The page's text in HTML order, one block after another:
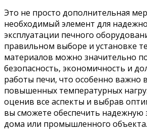
Это не просто дополнительная
необходимый элемент для
эксплуатации печного
правильном выборе и установке
материалов можно значительно
безопасность, экономичность и
работы печи, что особенно важно
повышенных температурных
оценив все аспекты и выбрав
вы сможете обеспечить надежную
дома или промышленного объекта.